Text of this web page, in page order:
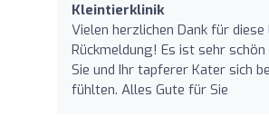
Kleintierklinik
Vielen herzlichen Dank für diese
Rückmeldung! Es ist sehr
Sie und Ihr tapferer Kater sich
fühlten. Alles Gute für Sie